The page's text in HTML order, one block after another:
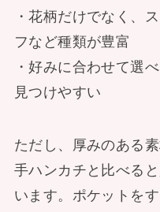
・花柄だけでなく、
フなど種類が豊富
・好みに合わせて選
見つけやすい
ただし、厚みのある
手ハンカチと比べる
います。ポケットを